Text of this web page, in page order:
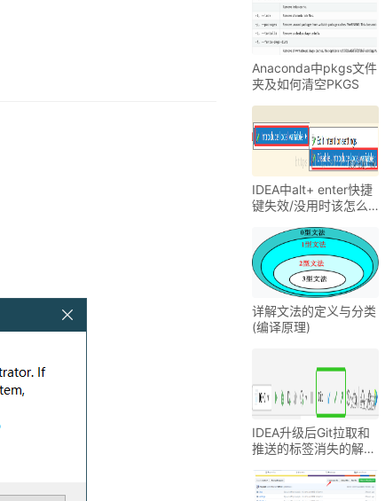
Anaconda中pkgs文件
夹及如何清空PKGS
IDEA中alt+ enter快捷
键失效/没用时该怎么
详解文法的定义与分类
(编译原理)
IDEA升级后Git拉取和
推送的标签消失的解决